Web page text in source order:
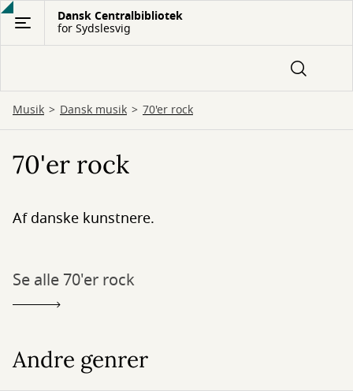
Gå
hovedindhold
Dansk Centralbibliotek
for Sydslesvig
Musik Dansk musik 70'er rock
70'er rock
Af danske kunstnere.
Se alle 70'er rock
Andre genrer